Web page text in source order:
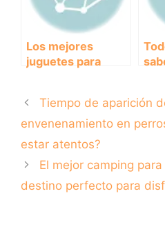
Los mejores
juguetes para
aprendizaje para
tu perro.
Tiempo de aparición
envenenamiento en
estar atentos?
El mejor camping
destino perfecto para